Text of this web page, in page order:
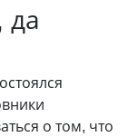
да
о том, что